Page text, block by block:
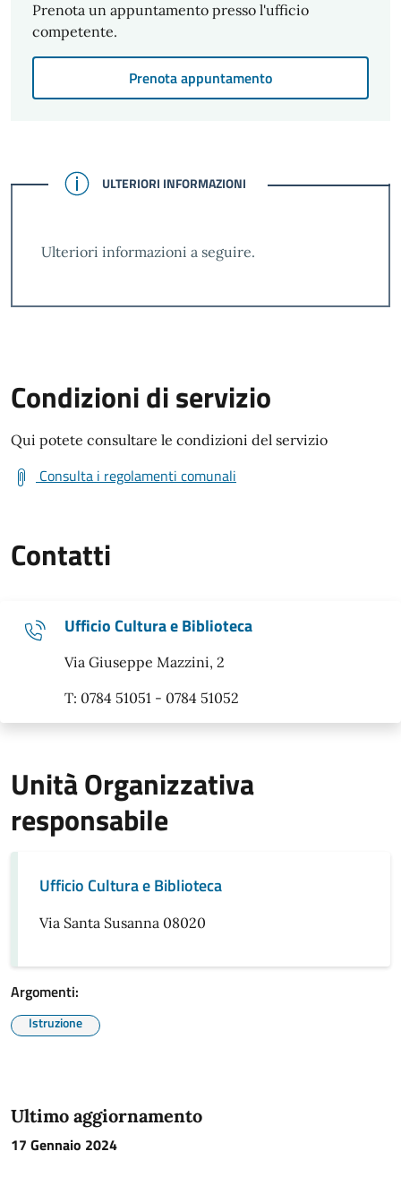
Prenota un appuntamento presso l'ufficio
competente.
Prenota appuntamento
CONFERMATO
ULTERIORI INFORMAZIONI
Ulteriori informazioni a seguire.
Condizioni di servizio
Qui potete consultare le condizioni del servizio
Consulta i regolamenti comunali
Contatti
Ufficio Cultura e Biblioteca
Via Giuseppe Mazzini, 2
T: 0784 51051 - 0784 51052
Unità Organizzativa
responsabile
Ufficio Cultura e Biblioteca
Via Santa Susanna 08020
Argomenti:
Istruzione
Ultimo aggiornamento
17 Gennaio 2024